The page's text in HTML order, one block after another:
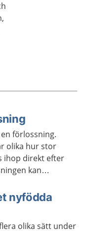
förlossning.
olika hur stor
ihop direkt efter
kan
går över.
nyfödda
olika sätt under